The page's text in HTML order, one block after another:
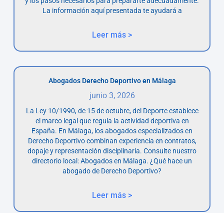
La información aquí presentada te ayudará a
Leer más >
Abogados Derecho Deportivo en Málaga
junio 3, 2026
La Ley 10/1990, de 15 de octubre, del Deporte establece
el marco legal que regula la actividad deportiva en
España. En Málaga, los abogados especializados en
Derecho Deportivo combinan experiencia en contratos,
dopaje y representación disciplinaria. Consulte nuestro
directorio local: Abogados en Málaga. ¿Qué hace un
abogado de Derecho Deportivo?
Leer más >